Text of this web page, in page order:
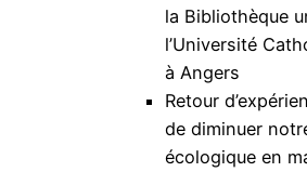
la Bibliothèque
l’Université
à Angers
Retour
de diminuer
écologique en